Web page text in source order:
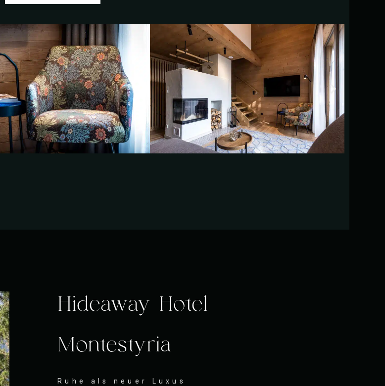
Hideaway Hotel
Montestyria
Ruhe als neuer Luxus